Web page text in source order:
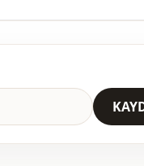
Düz kesim
Klasik
Dokuma